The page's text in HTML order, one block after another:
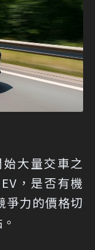
大量交車之
，是否有機
爭力的價格切